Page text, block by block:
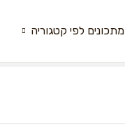
מתכונים לפי קטגוריה